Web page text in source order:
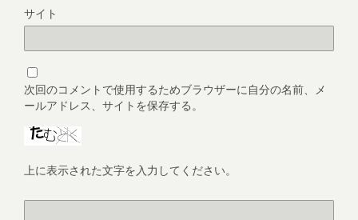
サイト
次回のコメントで使用するためブラウザーに自分の名前、メ
ールアドレス、サイトを保存する。
上に表示された文字を入力してください。